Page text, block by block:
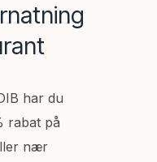
har du
rabat på
nær